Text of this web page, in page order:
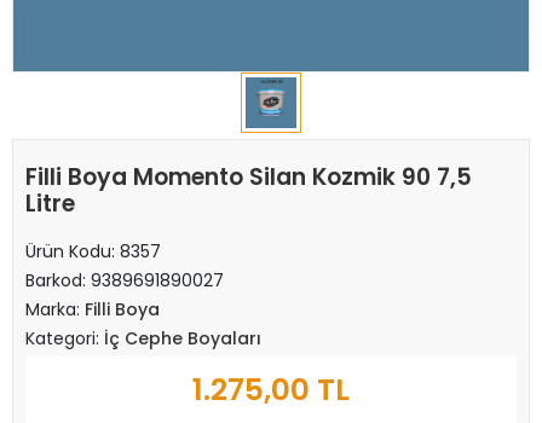
Filli Boya Momento Silan Kozmik 90 7,5
Litre
Ürün Kodu: 8357
Barkod: 9389691890027
Marka: Filli Boya
Kategori: İç Cephe Boyaları
1.275,00 TL